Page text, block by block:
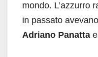
mondo. L’azzurro
in passato
Adriano Panatta e